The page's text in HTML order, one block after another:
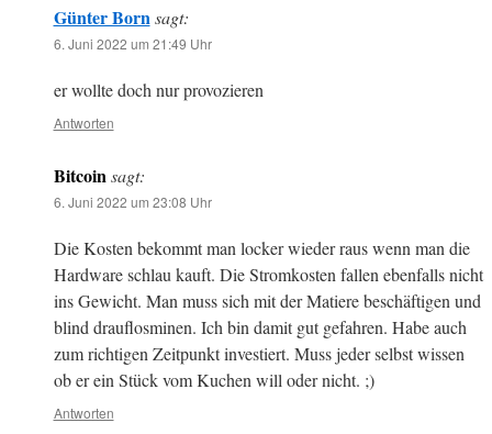
Günter Born sagt:
6. Juni 2022 um 21:49 Uhr
er wollte doch nur provozieren
Antworten
Bitcoin sagt:
6. Juni 2022 um 23:08 Uhr
Die Kosten bekommt man locker wieder raus wenn man die
Hardware schlau kauft. Die Stromkosten fallen ebenfalls nicht
ins Gewicht. Man muss sich mit der Matiere beschäftigen und
blind drauflosminen. Ich bin damit gut gefahren. Habe auch
zum richtigen Zeitpunkt investiert. Muss jeder selbst wissen
ob er ein Stück vom Kuchen will oder nicht. ;)
Antworten